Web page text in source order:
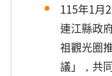
115年1月
連江縣政
祖觀光圈
議」，共